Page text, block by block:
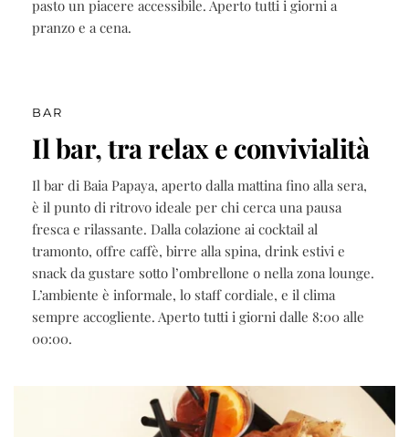
pasto un piacere accessibile. Aperto tutti i giorni a
pranzo e a cena.
BAR
Il bar, tra relax e convivialità
Il bar di Baia Papaya, aperto dalla mattina fino alla sera,
è il punto di ritrovo ideale per chi cerca una pausa
fresca e rilassante. Dalla colazione ai cocktail al
tramonto, offre caffè, birre alla spina, drink estivi e
snack da gustare sotto l’ombrellone o nella zona lounge.
L’ambiente è informale, lo staff cordiale, e il clima
sempre accogliente. Aperto tutti i giorni dalle 8:00 alle
00:00.